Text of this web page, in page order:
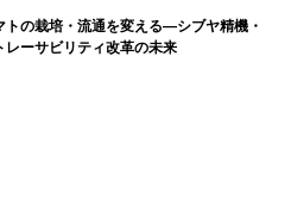
トの栽培・流通を変える―シブヤ精機・
レーサビリティ改革の未来